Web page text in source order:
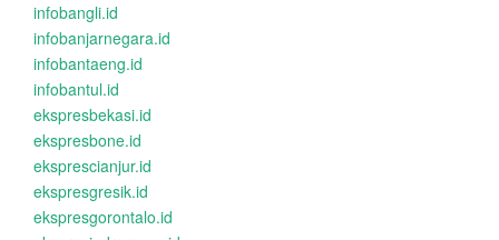
infobangli.id
infobanjarnegara.id
infobantaeng.id
infobantul.id
ekspresbekasi.id
ekspresbone.id
eksprescianjur.id
ekspresgresik.id
ekspresgorontalo.id